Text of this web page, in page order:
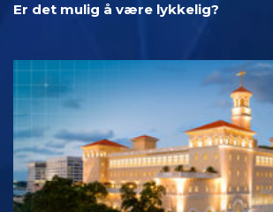
Er det mulig å være lykkelig?